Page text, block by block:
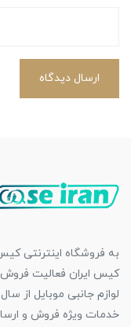
ارسال دیدگاه
به فروشگاه اینترنتی
کیس ایران فعالیت
خدمات ویژه فروش و